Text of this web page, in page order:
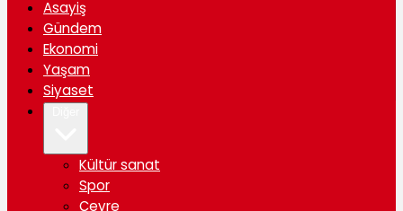
Asayiş
Gündem
Ekonomi
Yaşam
Siyaset
Kültür sanat
Spor
Çevre